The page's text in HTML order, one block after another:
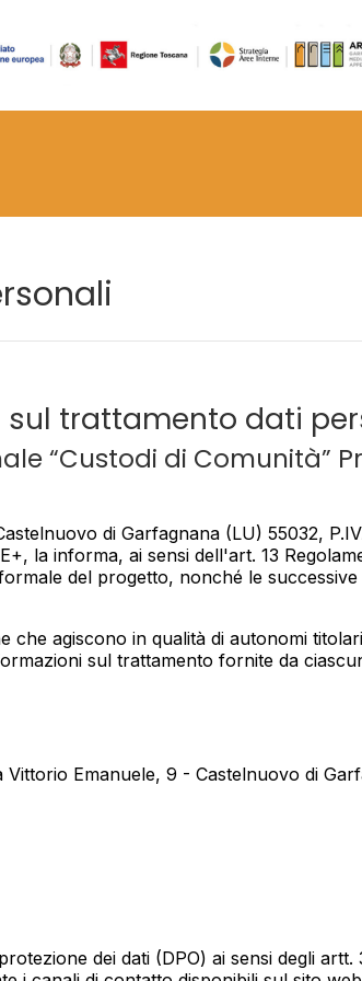
trattamento dati
“Custodi di Comunità”
di Garfagnana (LU) 55032,
la informa, ai sensi dell'art. 13
del progetto, nonché le
agiscono in qualità di autonomi
sul trattamento fornite da
Emanuele, 9 - Castelnuovo di
dei dati (DPO) ai sensi degli